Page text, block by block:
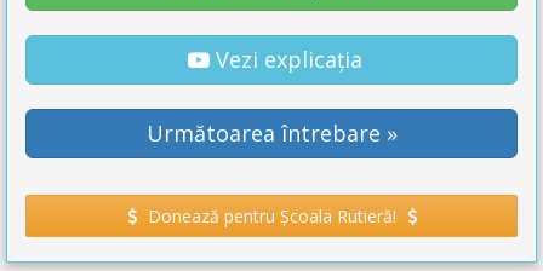
Vezi explicația
Următoarea întrebare »
Donează pentru Școala Rutieră!